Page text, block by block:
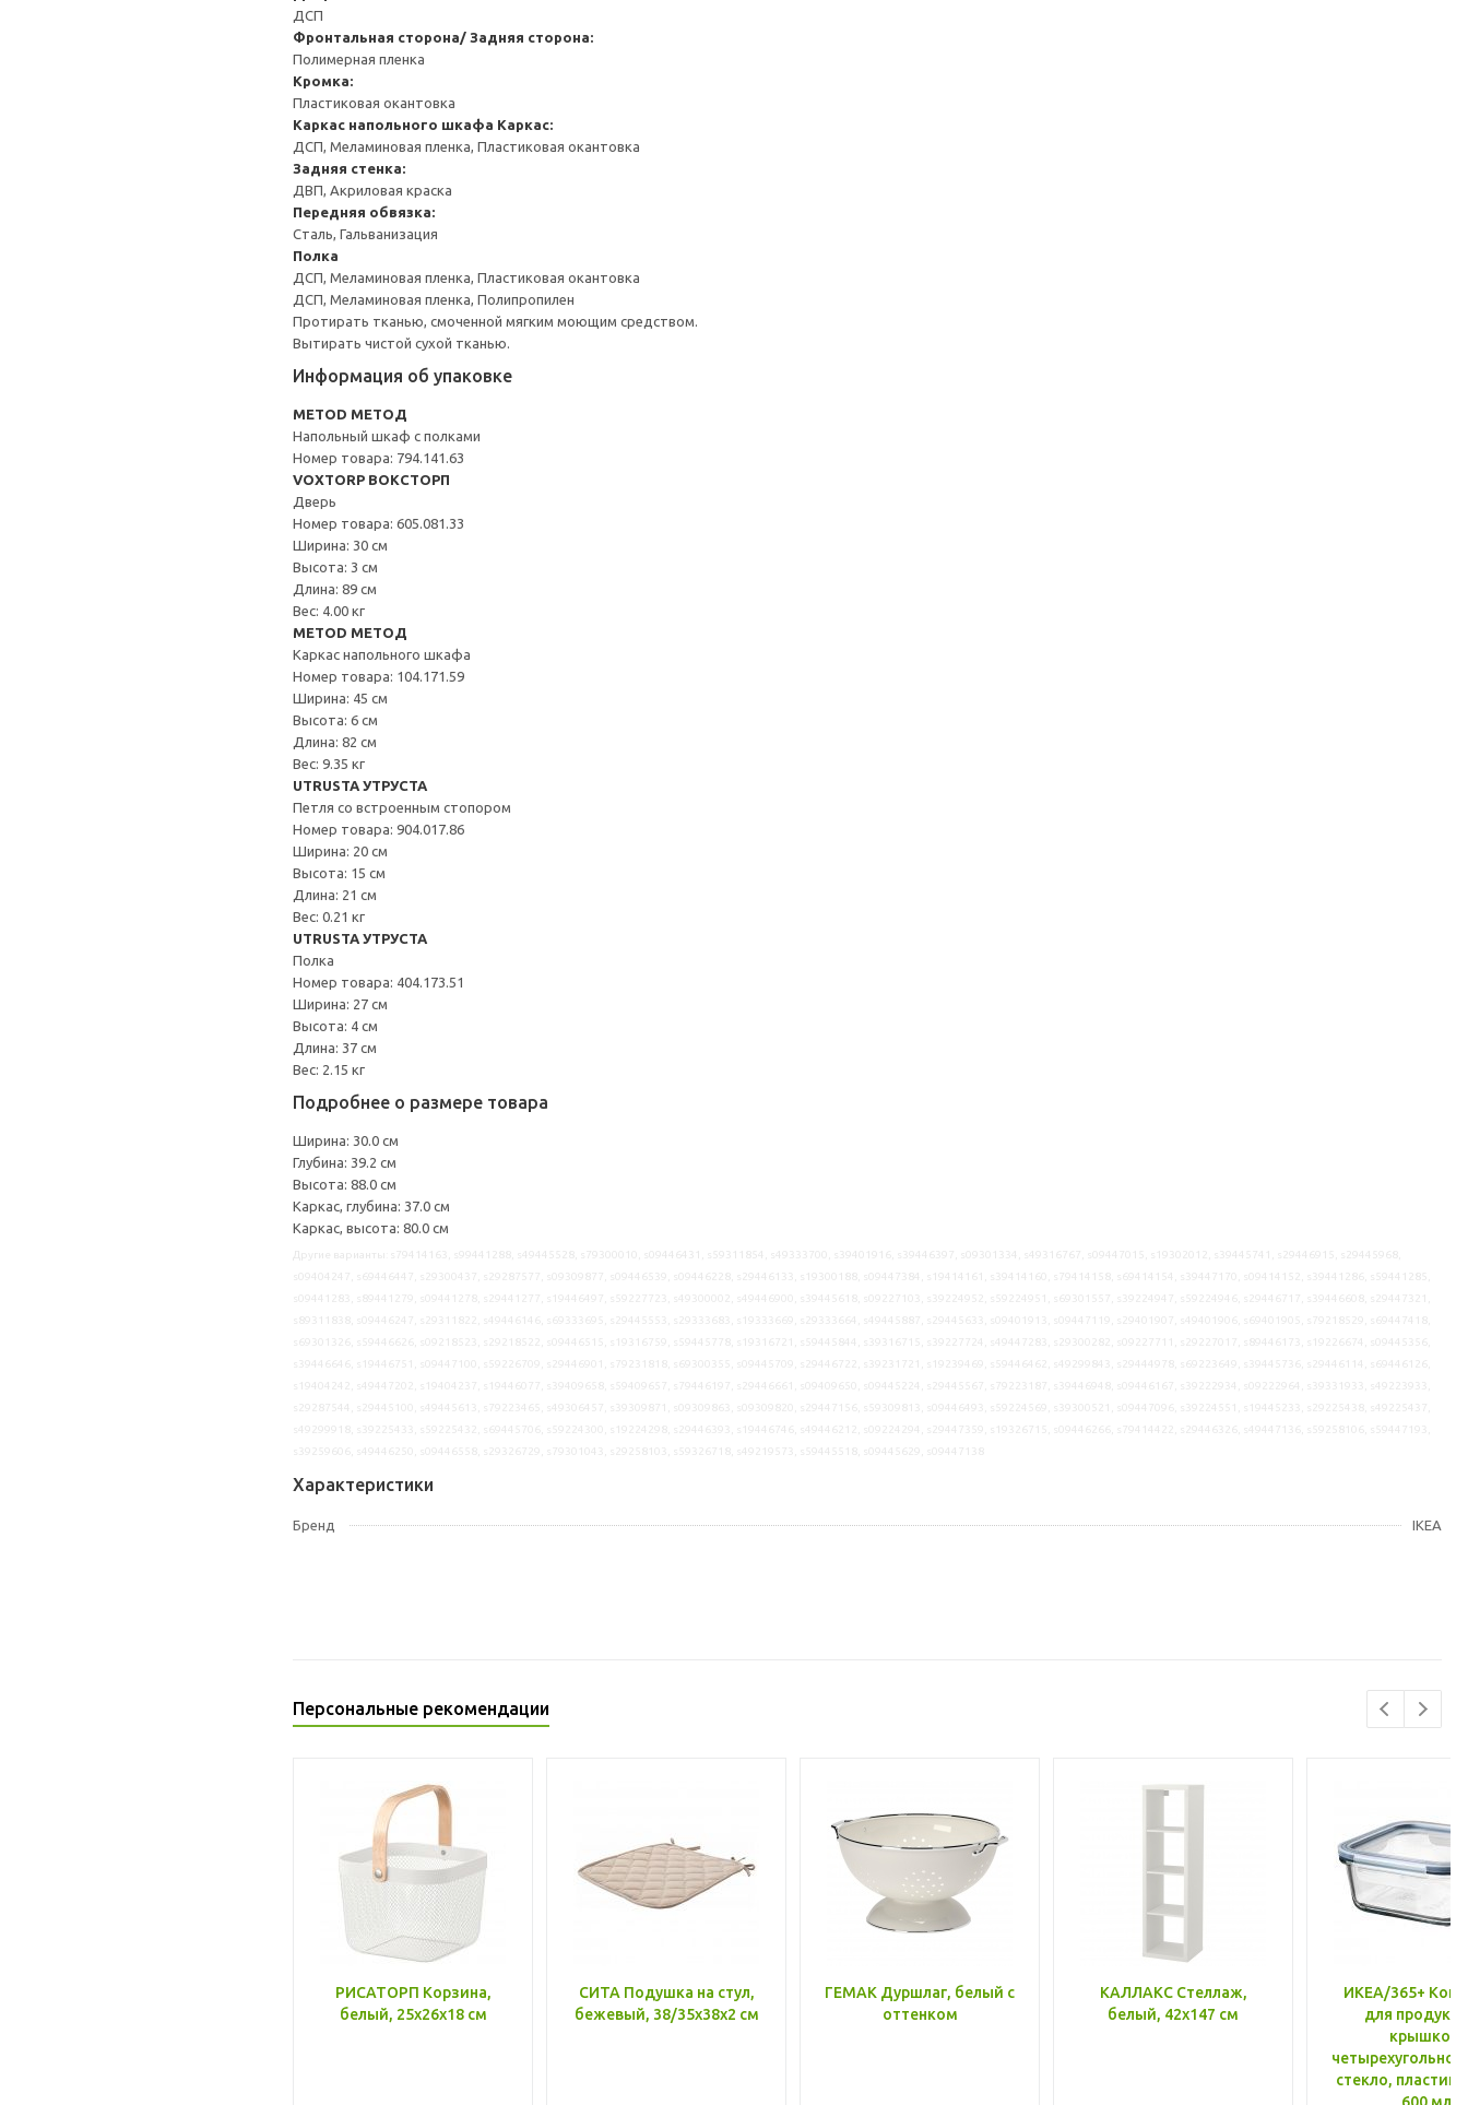
ДСП
Фронтальная сторона/ Задняя сторона:
Полимерная пленка
Кромка:
Пластиковая окантовка
Каркас напольного шкафа Каркас:
ДСП, Меламиновая пленка, Пластиковая окантовка
Задняя стенка:
ДВП, Акриловая краска
Передняя обвязка:
Сталь, Гальванизация
Полка
ДСП, Меламиновая пленка, Пластиковая окантовка
ДСП, Меламиновая пленка, Полипропилен
Протирать тканью, смоченной мягким моющим средством.
Вытирать чистой сухой тканью.
Информация об упаковке
METOD МЕТОД
Напольный шкаф с полками
Номер товара: 794.141.63
VOXTORP ВОКСТОРП
Дверь
Номер товара: 605.081.33
Ширина: 30 см
Высота: 3 см
Длина: 89 см
Вес: 4.00 кг
METOD МЕТОД
Каркас напольного шкафа
Номер товара: 104.171.59
Ширина: 45 см
Высота: 6 см
Длина: 82 см
Вес: 9.35 кг
UTRUSTA УТРУСТА
Петля со встроенным стопором
Номер товара: 904.017.86
Ширина: 20 см
Высота: 15 см
Длина: 21 см
Вес: 0.21 кг
UTRUSTA УТРУСТА
Полка
Номер товара: 404.173.51
Ширина: 27 см
Высота: 4 см
Длина: 37 см
Вес: 2.15 кг
Подробнее о размере товара
Ширина: 30.0 см
Глубина: 39.2 см
Высота: 88.0 см
Каркас, глубина: 37.0 см
Каркас, высота: 80.0 см
Характеристики
Бренд IKEA
Персональные рекомендации
РИСАТОРП Корзина,
белый, 25x26x18 см
СИТА Подушка на стул,
бежевый, 38/35x38x2 см
ГЕМАК Дуршлаг, белый с
оттенком
КАЛЛАКС Стеллаж,
белый, 42x147 см
ИКЕА/365+
для
крышкой,
стекло, пластик